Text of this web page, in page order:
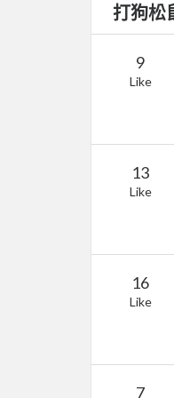
打狗松
9
Like
13
Like
16
Like
7